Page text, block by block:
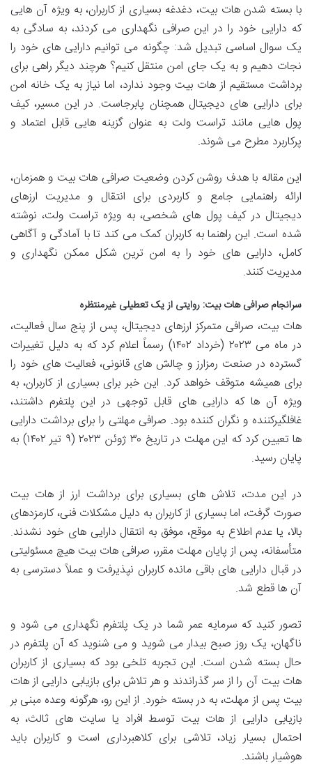
با بسته شدن هات بیت، دغدغه بسیاری از کاربران، به ویژه آن هایی
که دارایی خود را در این صرافی نگهداری می کردند، به سادگی به
یک سوال اساسی تبدیل شد: چگونه می توانیم دارایی های خود را
نجات دهیم و به یک جای امن منتقل کنیم؟ هرچند دیگر راهی برای
برداشت مستقیم از هات بیت وجود ندارد، اما نیاز به یک خانه امن
برای دارایی های دیجیتال همچنان پابرجاست. در این مسیر، کیف
پول هایی مانند تراست ولت به عنوان گزینه هایی قابل اعتماد و
پرکاربرد مطرح می شوند.
این مقاله با هدف روشن کردن وضعیت صرافی هات بیت و همزمان،
ارائه راهنمایی جامع و کاربردی برای انتقال و مدیریت ارزهای
دیجیتال در کیف پول های شخصی، به ویژه تراست ولت، نوشته
شده است. این راهنما به کاربران کمک می کند تا با آمادگی و آگاهی
کامل، دارایی های خود را به امن ترین شکل ممکن نگهداری و
مدیریت کنند.
سرانجام صرافی هات بیت: روایتی از یک تعطیلی غیرمنتظره
هات بیت، صرافی متمرکز ارزهای دیجیتال، پس از پنج سال فعالیت،
در ماه می ۲۰۲۳ (خرداد ۱۴۰۲) رسماً اعلام کرد که به دلیل تغییرات
گسترده در صنعت رمزارز و چالش های قانونی، فعالیت های خود را
برای همیشه متوقف خواهد کرد. این خبر برای بسیاری از کاربران، به
ویژه آن ها که دارایی های قابل توجهی در این پلتفرم داشتند،
غافلگیرکننده و نگران کننده بود. صرافی مهلتی را برای برداشت دارایی
ها تعیین کرد که این مهلت در تاریخ ۳۰ ژوئن ۲۰۲۳ (۹ تیر ۱۴۰۲) به
پایان رسید.
در این مدت، تلاش های بسیاری برای برداشت ارز از هات بیت
صورت گرفت، اما بسیاری از کاربران به دلیل مشکلات فنی، کارمزدهای
بالا، یا عدم اطلاع به موقع، موفق به انتقال دارایی های خود نشدند.
متأسفانه، پس از پایان مهلت مقرر، صرافی هات بیت هیچ مسئولیتی
در قبال دارایی های باقی مانده کاربران نپذیرفت و عملاً دسترسی به
آن ها قطع شد.
تصور کنید که سرمایه عمر شما در یک پلتفرم نگهداری می شود و
ناگهان، یک روز صبح بیدار می شوید و می شنوید که آن پلتفرم در
حال بسته شدن است. این تجربه تلخی بود که بسیاری از کاربران
هات بیت آن را از سر گذراندند و هر تلاش برای بازیابی دارایی از هات
بیت پس از مهلت، به در بسته خورد. از این رو، هرگونه وعده مبنی بر
بازیابی دارایی از هات بیت توسط افراد یا سایت های ثالث، به
احتمال بسیار زیاد، تلاشی برای کلاهبرداری است و کاربران باید
هوشیار باشند.